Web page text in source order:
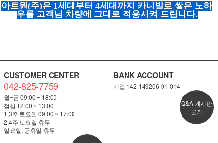
아트원(주)은 1세대부터 4세대까지 카니발로 쌓은 노하
우를 고객님 차량에 그대로 적용시켜 드립니다.
CUSTOMER CENTER
042-825-7759
월~금 09:00 ~ 18:00
점심 12:00 ~ 13:00
1,3주 토요일 09:00 ~ 17:00
2,4주 토요일 휴무
일요일, 공휴일 휴무
BANK ACCOUNT
기업 142-149206-01-014
Q&A 게시판
문의